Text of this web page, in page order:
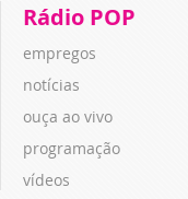
Rádio POP
empregos
notícias
ouça ao vivo
programação
vídeos